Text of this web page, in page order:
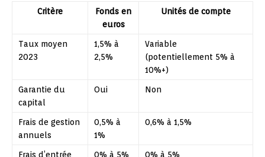
Critère
Fonds en
euros
Unités de compte
Taux moyen
2023
1,5% à
2,5%
Variable
(potentiellement 5% à
10%+)
Garantie du
capital
Oui Non
Frais de gestion
annuels
0,5% à
1%
0,6% à 1,5%
Frais d’entrée 0% à 5% 0% à 5%